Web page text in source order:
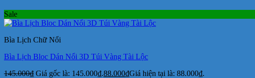
Sale
Bìa Lịch Chữ Nổi
Bìa Lịch Bloc Dán Nổi 3D Túi Vàng Tài Lộc
145.000₫ Giá gốc là: 145.000₫.88.000₫Giá hiện tại là: 88.000₫.